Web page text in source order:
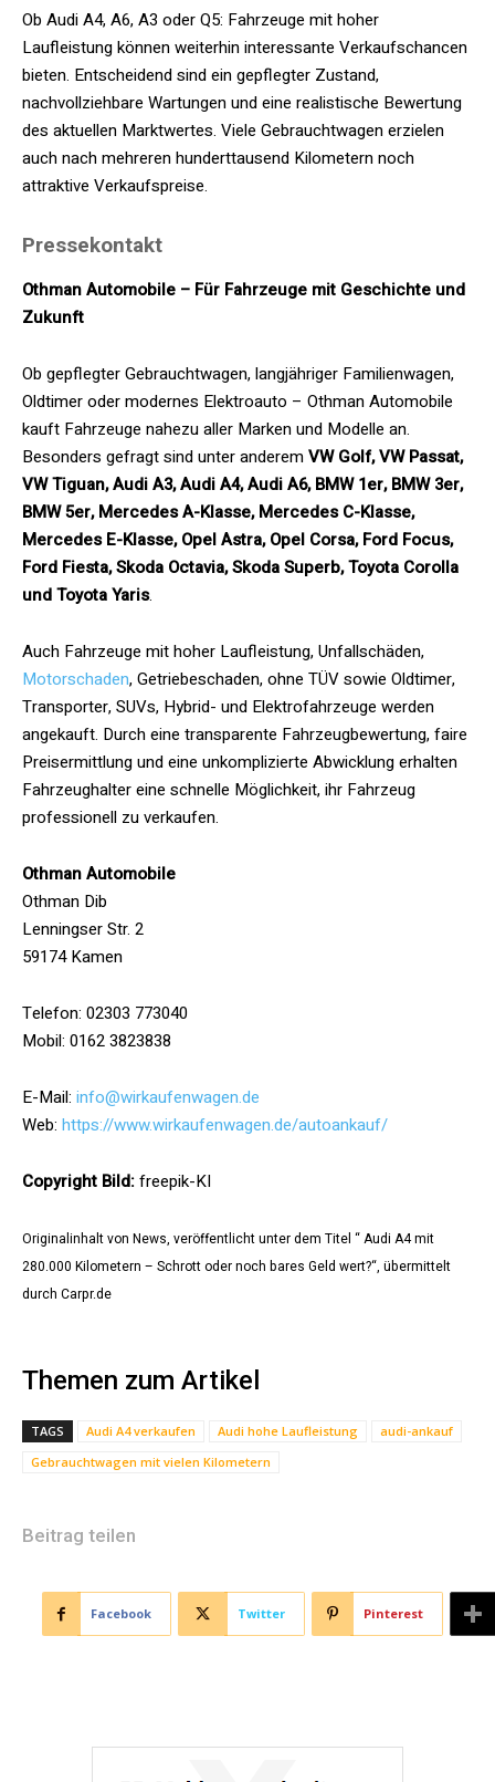
Ob Audi A4, A6, A3 oder Q5: Fahrzeuge mit hoher
Laufleistung können weiterhin interessante Verkaufschancen
bieten. Entscheidend sind ein gepflegter Zustand,
nachvollziehbare Wartungen und eine realistische Bewertung
des aktuellen Marktwertes. Viele Gebrauchtwagen erzielen
auch nach mehreren hunderttausend Kilometern noch
attraktive Verkaufspreise.
Pressekontakt
Othman Automobile – Für Fahrzeuge mit Geschichte und
Zukunft
Ob gepflegter Gebrauchtwagen, langjähriger Familienwagen,
Oldtimer oder modernes Elektroauto – Othman Automobile
kauft Fahrzeuge nahezu aller Marken und Modelle an.
Besonders gefragt sind unter anderemVW Golf, VW Passat,
VW Tiguan, Audi A3, Audi A4, Audi A6, BMW 1er, BMW 3er,
BMW 5er, Mercedes A-Klasse, Mercedes C-Klasse,
Mercedes E-Klasse, Opel Astra, Opel Corsa, Ford Focus,
Ford Fiesta, Skoda Octavia, Skoda Superb, Toyota Corolla
und Toyota Yaris.
Auch Fahrzeuge mit hoher Laufleistung, Unfallschäden,
Motorschaden, Getriebeschaden, ohne TÜV sowie Oldtimer,
Transporter, SUVs, Hybrid- und Elektrofahrzeuge werden
angekauft. Durch eine transparente Fahrzeugbewertung, faire
Preisermittlung und eine unkomplizierte Abwicklung erhalten
Fahrzeughalter eine schnelle Möglichkeit, ihr Fahrzeug
professionell zu verkaufen.
Othman Automobile
Othman Dib
Lenningser Str. 2
59174 Kamen
Telefon: 02303 773040
Mobil: 0162 3823838
E-Mail: info@wirkaufenwagen.de
Web: https://www.wirkaufenwagen.de/autoankauf/
Copyright Bild:freepik-KI
Originalinhalt von News, veröffentlicht unter dem Titel “ Audi A4 mit
280.000 Kilometern – Schrott oder noch bares Geld wert?“, übermittelt
durch Carpr.de
Themen zum Artikel
TAGS Audi A4 verkaufen Audi hohe Laufleistung
audi-ankauf
Gebrauchtwagen mit vielen Kilometern
Beitrag teilen
Facebook Twitter Pinterest